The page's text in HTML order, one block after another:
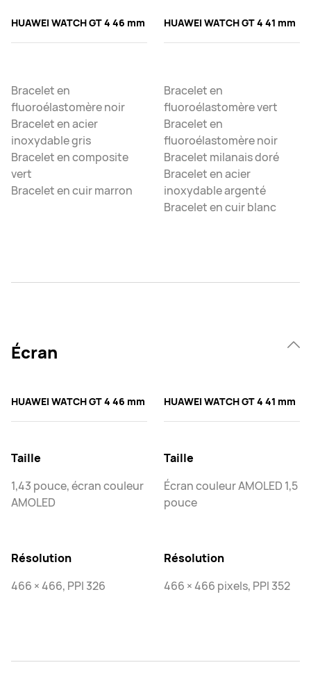
HUAWEI WATCH GT 4 46 mm
Bracelet en
fluoroélastomère noir
Bracelet en acier
inoxydable gris
Bracelet en composite
vert
Bracelet en cuir marron
HUAWEI WATCH GT 4 41 mm
Bracelet en
fluoroélastomère vert
Bracelet en
fluoroélastomère noir
Bracelet milanais doré
Bracelet en acier
inoxydable argenté
Bracelet en cuir blanc
Écran
HUAWEI WATCH GT 4 46 mm
Taille
1,43 pouce, écran couleur
AMOLED
Résolution
466 × 466, PPI 326
HUAWEI WATCH GT 4 41 mm
Taille
Écran couleur AMOLED 1,5
pouce
Résolution
466 × 466 pixels, PPI 352